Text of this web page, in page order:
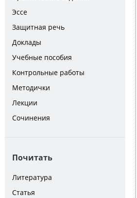
Эссе
Защитная речь
Доклады
Учебные пособия
Контрольные работы
Методички
Лекции
Сочинения
Почитать
Литература
Статья